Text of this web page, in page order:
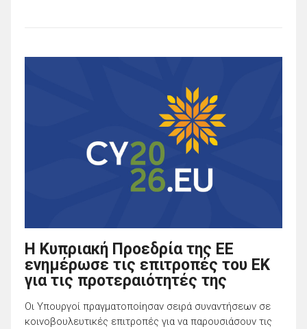
Η Κυπριακή Προεδρία της ΕΕ
ενημέρωσε τις επιτροπές του ΕΚ
για τις προτεραιότητές της
Οι Υπουργοί πραγματοποίησαν σειρά συναντήσεων σε
κοινοβουλευτικές επιτροπές για να παρουσιάσουν τις